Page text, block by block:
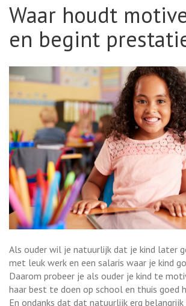
Waar houdt
en begint
Als ouder wil je natuurlijk dat je kind later
met leuk werk en een salaris waar je kind
Daarom probeer je als ouder je kind te
haar best te doen op school en thuis goed
En ondanks dat dat natuurlijk erg